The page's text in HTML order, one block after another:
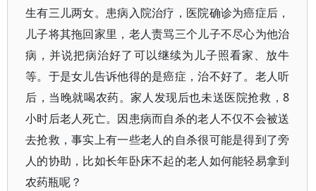
生有三儿两女。患病入院治疗，医院确诊为癌症后，
儿子将其拖回家里，老人责骂三个儿子不尽心为他治
病，并说把病治好了可以继续为儿子照看家、放牛
等。于是女儿告诉他得的是癌症，治不好了。老人听
后，当晚就喝农药。家人发现后也未送医院抢救，8
小时后老人死亡。因患病而自杀的老人不仅不会被送
去抢救，事实上有一些老人的自杀很可能是得到了旁
人的协助，比如长年卧床不起的老人如何能轻易拿到
农药瓶呢？